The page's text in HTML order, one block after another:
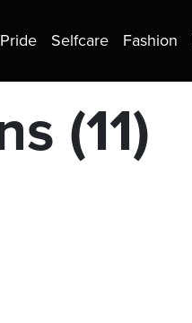
Pride Selfcare Fashion
(11)